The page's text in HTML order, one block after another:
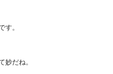
す。
妙だね。